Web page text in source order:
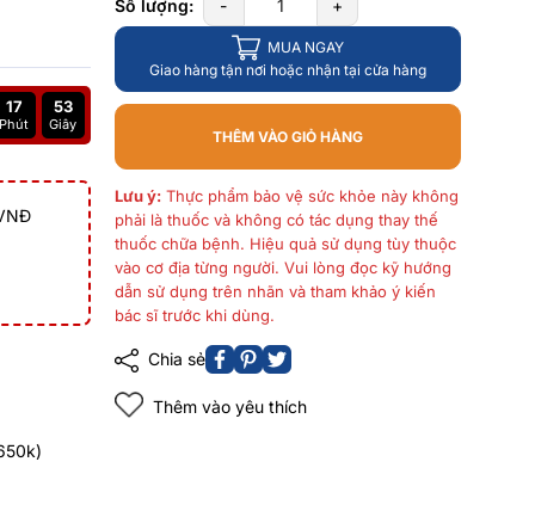
17
Phút
52
Giây
Số lượng: - +
MUA NGAY
Giao hàng tận nơi hoặc nhận tại cửa hàng
THÊM VÀO GIỎ HÀNG
Lưu ý:Thực phẩm bảo vệ sức khỏe này không
phải là thuốc và không có tác dụng thay thế
thuốc chữa bệnh. Hiệu quả sử dụng tùy thuộc
vào cơ địa từng người. Vui lòng đọc kỹ hướng
dẫn sử dụng trên nhãn và tham khảo ý kiến
bác sĩ trước khi dùng.
Chia sẻ
Thêm vào yêu thích